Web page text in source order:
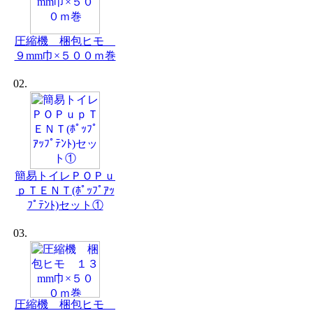
圧縮機 梱包ヒモ
９mm巾×５００ｍ巻
02.
簡易トイレＰＯＰｕ
ｐＴＥＮＴ(ﾎﾟｯﾌﾟｱｯ
ﾌﾟﾃﾝﾄ)セット①
03.
圧縮機 梱包ヒモ